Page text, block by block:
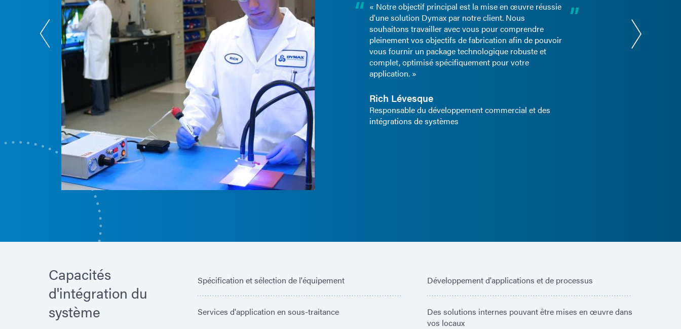
« Notre objectif principal est la mise en œuvre réussie
d'une solution Dymax par notre client. Nous
souhaitons travailler avec vous pour comprendre
pleinement vos objectifs de fabrication afin de pouvoir
vous fournir un package technologique robuste et
complet, optimisé spécifiquement pour votre
application. »
Rich Lévesque
Responsable du développement commercial et des
intégrations de systèmes
Capacités
d'intégration du
système
Spécification et sélection de l'équipement Développement d'applications et de processus
Services d'application en sous-traitance
Des solutions internes pouvant être mises en œuvre dans
vos locaux